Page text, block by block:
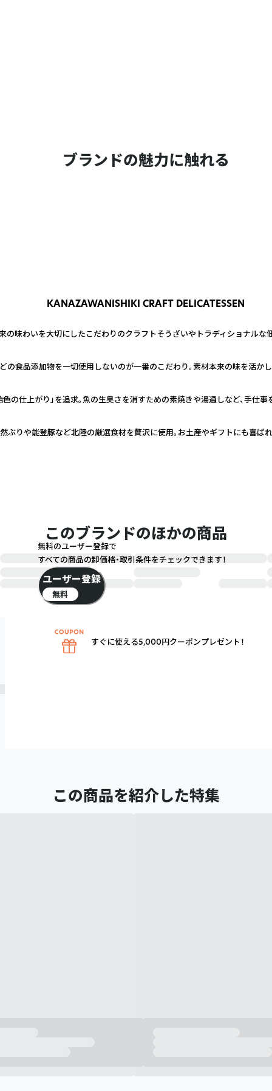
ブランドの魅力に触れる
KANAZAWANISHIKI CRAFT DELICATESSEN
の味わいを大切にしたこだわりのクラフトそうざいやトラディショナルな
の食品添加物を一切使用しないのが一番のこだわり。素材本来の味を活か
の仕上がり」を追求。魚の生臭さを消すための素焼きや湯通しなど、手仕
ぶりや能登豚など北陸の厳選食材を贅沢に使用。お土産やギフトにも喜ば
このブランドのほかの商品
この商品を紹介した特集
無料のユーザー登録で
すべての商品の卸価格・取引条件をチェックできます！
ユーザー登録
無料
すぐに使える5,000円クーポンプレゼント！